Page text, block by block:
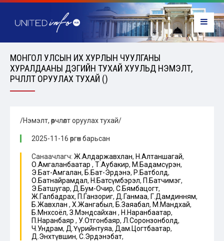
МОНГОЛ УЛСЫН ИХ ХУРЛЫН ЧУУЛГАНЫ
ХУРАЛДААНЫ ДЭГИЙН ТУХАЙ ХУУЛЬД НЭМЭЛТ,
ӨӨРЧЛӨЛТ ОРУУЛАХ ТУХАЙ ()
/Нэмэлт, өөрчлөлт оруулах тухай/
2025-11-16 өргөн барьсан
Санаачлагч: Ж.Алдаржавхлан, Н.Алтаншагай,
О.Амгаланбаатар , Т.Аубакир, М.Бадамсүрэн,
Э.Бат-Амгалан, Б.Бат-Эрдэнэ, Р.Батболд,
О.Батнайрамдал, Н.Батсүмбэрэл, П.Батчимэг,
Э.Батшугар, Д.Бум-Очир, С.Бямбацогт,
Ж.Галбадрах, П.Ганзориг, Д.Ганмаа, Г.Дамдинням,
Б.Жавхлан , Х.Жангабыл, Б.Заяабал, М.Мандхай,
Б.Мөнхсоёл, З.Мэндсайхан , Н.Наранбаатар,
П.Наранбаяр , У.Отгонбаяр, Л.Соронзонболд,
Ч.Ундрам, Д.Үүрийнтуяа, Дам.Цогтбаатар,
Д.Энхтүвшин, С.Эрдэнэбат,